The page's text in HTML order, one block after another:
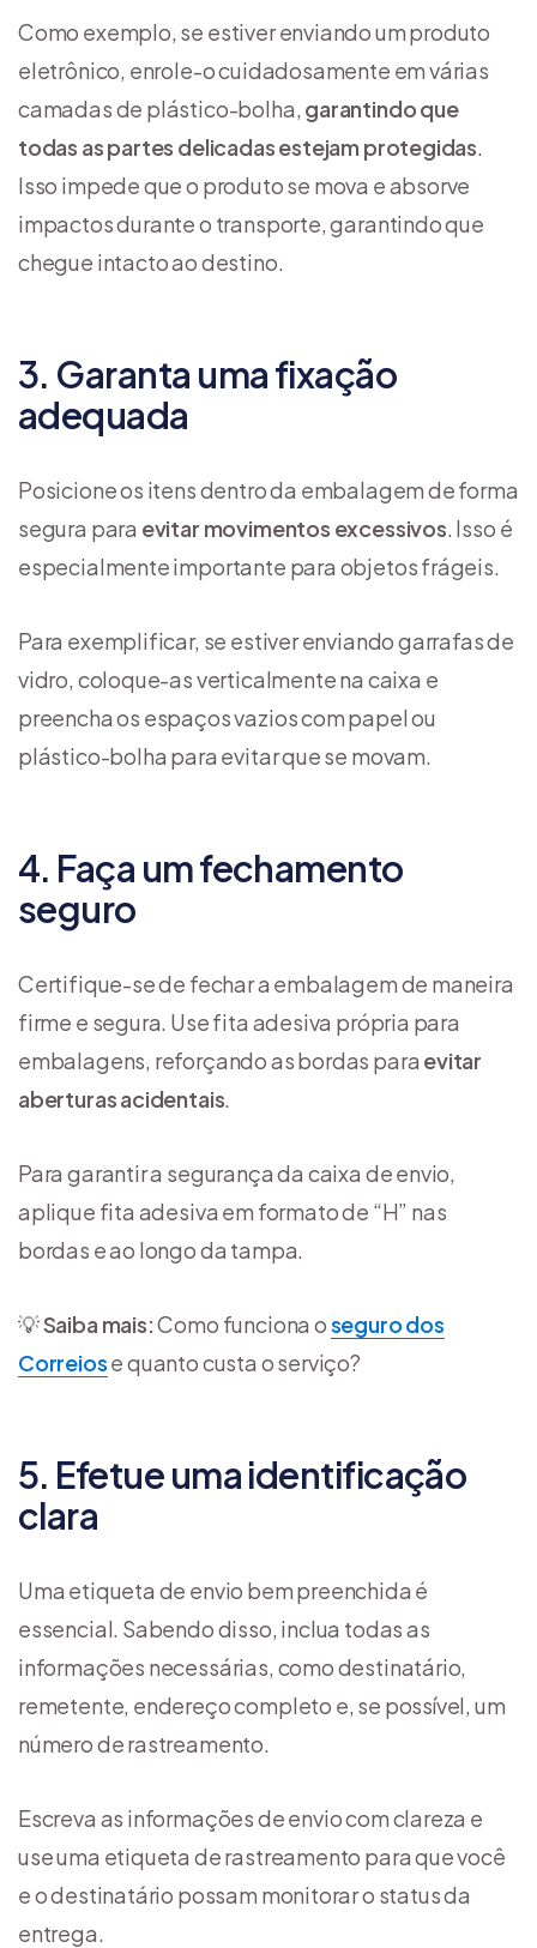
Como exemplo, se estiver enviando um produto
eletrônico, enrole-o cuidadosamente em várias
camadas de plástico-bolha, garantindo que
todas as partes delicadas estejam protegidas.
Isso impede que o produto se mova e absorve
impactos durante o transporte, garantindo que
chegue intacto ao destino.
3. Garanta uma fixação
adequada
Posicione os itens dentro da embalagem de forma
segura para evitar movimentos excessivos. Isso é
especialmente importante para objetos frágeis.
Para exemplificar, se estiver enviando garrafas de
vidro, coloque-as verticalmente na caixa e
preencha os espaços vazios com papel ou
plástico-bolha para evitar que se movam.
4. Faça um fechamento
seguro
Certifique-se de fechar a embalagem de maneira
firme e segura. Use fita adesiva própria para
embalagens, reforçando as bordas para evitar
aberturas acidentais.
Para garantir a segurança da caixa de envio,
aplique fita adesiva em formato de “H” nas
bordas e ao longo da tampa.
💡Saiba mais:Como funciona oseguro dos
Correiose quanto custa o serviço?
5. Efetue uma identificação
clara
Uma etiqueta de envio bem preenchida é
essencial. Sabendo disso, inclua todas as
informações necessárias, como destinatário,
remetente, endereço completo e, se possível, um
número de rastreamento.
Escreva as informações de envio com clareza e
use uma etiqueta de rastreamento para que você
e o destinatário possam monitorar o status da
entrega.